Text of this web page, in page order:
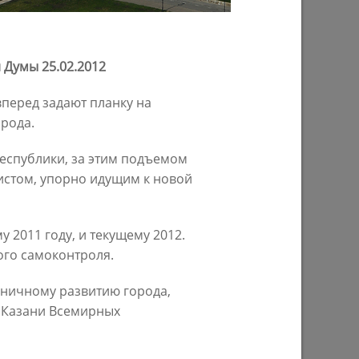
работа с людьми – это наш
10/11/2023
Ильсур Метшин: «Начала сбываться
наша мечта – выйти к Волге»
Думы 25.02.2012
задают планку на
за этим подъемом
упорно идущим к новой
2011 году, и текущему 2012.
самоконтроля.
развитию города,
Всемирных